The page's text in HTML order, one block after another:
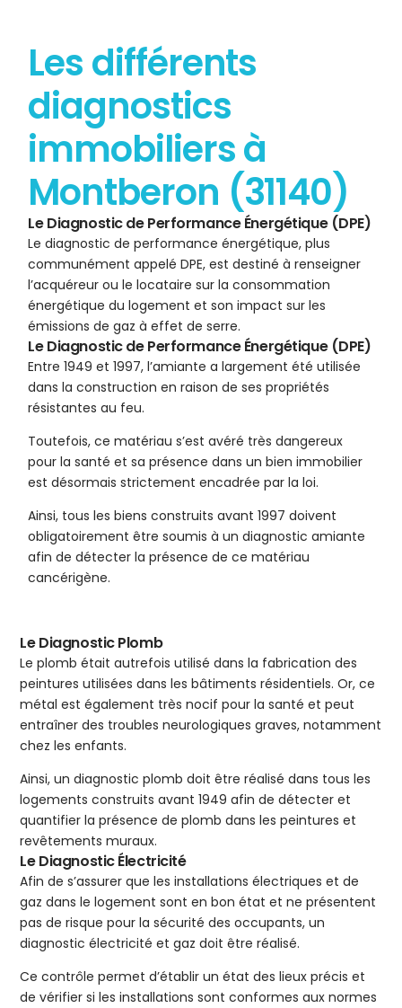
Les différents
diagnostics
immobiliers à
Montberon (31140)
Le Diagnostic de Performance Énergétique (DPE)
Le diagnostic de performance énergétique, plus
communément appelé DPE, est destiné à renseigner
l’acquéreur ou le locataire sur la consommation
énergétique du logement et son impact sur les
émissions de gaz à effet de serre.
Le Diagnostic de Performance Énergétique (DPE)
Entre 1949 et 1997, l’amiante a largement été utilisée
dans la construction en raison de ses propriétés
résistantes au feu.
Toutefois, ce matériau s’est avéré très dangereux
pour la santé et sa présence dans un bien immobilier
est désormais strictement encadrée par la loi.
Ainsi, tous les biens construits avant 1997 doivent
obligatoirement être soumis à un diagnostic amiante
afin de détecter la présence de ce matériau
cancérigène.
Le Diagnostic Plomb
Le plomb était autrefois utilisé dans la fabrication des
peintures utilisées dans les bâtiments résidentiels. Or, ce
métal est également très nocif pour la santé et peut
entraîner des troubles neurologiques graves, notamment
chez les enfants.
Ainsi, un diagnostic plomb doit être réalisé dans tous les
logements construits avant 1949 afin de détecter et
quantifier la présence de plomb dans les peintures et
revêtements muraux.
Le Diagnostic Électricité
Afin de s’assurer que les installations électriques et de
gaz dans le logement sont en bon état et ne présentent
pas de risque pour la sécurité des occupants, un
diagnostic électricité et gaz doit être réalisé.
Ce contrôle permet d’établir un état des lieux précis et
de vérifier si les installations sont conformes aux normes